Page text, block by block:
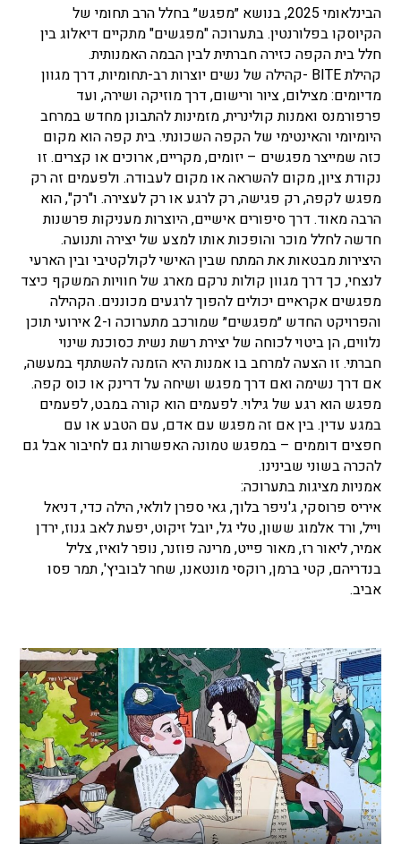
הבינלאומי 2025, בנושא ״מפגש״ בחלל הרב תחומי של
הקיוסקו בפלורנטין. בתערוכה "מפגשים" מתקיים דיאלוג בין
חלל בית הקפה כזירה חברתית לבין הבמה האמנותית.
קהילת BITE -קהילה של נשים יוצרות רב-תחומיות, דרך מגוון
מדיומים: מצילום, ציור ורישום, דרך מוזיקה ושירה, ועד
פרפורמנס ואמנות קולינרית, מזמינות להתבונן מחדש במרחב
היומיומי והאינטימי של הקפה השכונתי. בית קפה הוא מקום
כזה שמייצר מפגשים – יזומים, מקריים, ארוכים או קצרים. זו
נקודת ציון, מקום להשראה או מקום לעבודה. ולפעמים זה רק
מפגש לקפה, רק פגישה, רק לרגע או רק לעצירה. ו"רק", הוא
הרבה מאוד. דרך סיפורים אישיים, היוצרות מעניקות פרשנות
חדשה לחלל מוכר והופכות אותו למצע של יצירה ותנועה.
היצירות מבטאות את המתח שבין האישי לקולקטיבי ובין הארעי
לנצחי, כך דרך מגוון קולות נרקם מארג של חוויות המשקף כיצד
מפגשים אקראיים יכולים להפוך לרגעים מכוננים. הקהילה
והפרויקט החדש ״מפגשים״ שמורכב מתערוכה ו-2 אירועי תוכן
נלווים, הן ביטוי לכוחה של יצירת רשת נשית כסוכנת שינוי
חברתי. זו הצעה למרחב בו אמנות היא הזמנה להשתתף במעשה,
אם דרך נשימה ואם דרך מפגש ושיחה על דרינק או כוס קפה.
מפגש הוא רגע של גילוי. לפעמים הוא קורה במבט, לפעמים
במגע עדין. בין אם זה מפגש עם אדם, עם הטבע או עם
חפצים דוממים – במפגש טמונה האפשרות גם לחיבור אבל גם
להכרה בשוני שבינינו.
אמניות מציגות בתערוכה:
איריס פרוסקי, ג'ניפר בלוך, גאי ספרן לולאי, הילה כדי, דניאל
וייל, ורד אלמוג ששון, טלי גל, יובל זיקוט, יפעת לאב גנוז, ירדן
אמיר, ליאור רז, מאור פייט, מרינה פוזנר, נופר לואיז, צליל
בנדריהם, קטי ברמן, רוקסי מונטאנו, שחר לבוביץ', תמר פסו
אביב.